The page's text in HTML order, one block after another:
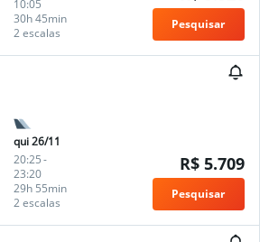
10:05
2 escalas
30h 45min Pesquisar
qui 26/11
20:25-
23:20
2 escalas
29h 55min
R$ 5.709
Pesquisar